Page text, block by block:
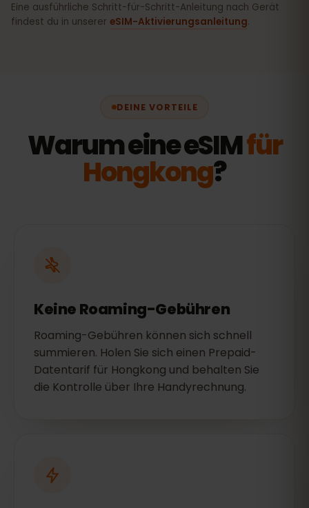
Eine ausführliche Schritt-für-Schritt-Anleitung nach Gerät
findest du in unserer eSIM-Aktivierungsanleitung.
DEINE VORTEILE
Warum eine eSIMfür
Hongkong?
Keine Roaming-Gebühren
Roaming-Gebühren können sich schnell
summieren. Holen Sie sich einen Prepaid-
Datentarif für Hongkong und behalten Sie
die Kontrolle über Ihre Handyrechnung.